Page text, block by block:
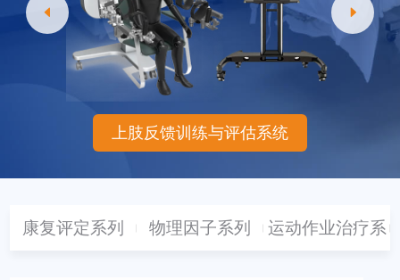
上肢反馈训练与评估系统
康复评定系列 物理因子系列 运动作业治疗系